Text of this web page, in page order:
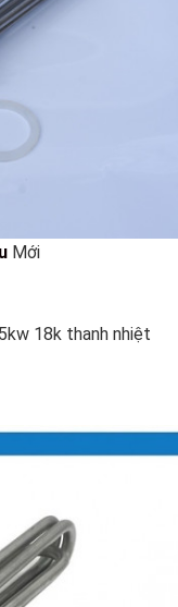
Mới
18k thanh nhiệt